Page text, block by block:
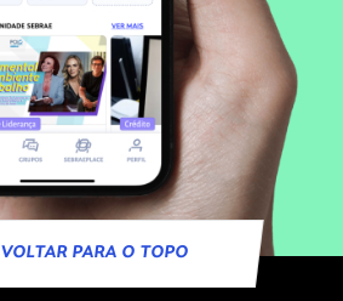
VOLTAR PARA O TOPO